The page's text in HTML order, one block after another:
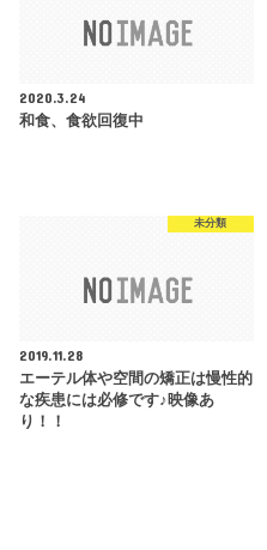
2020.3.24
和食、食欲回復中
未分類
2019.11.28
エーテル体や空間の矯正は慢性的
な疾患には必修です♪映像あ
り！！